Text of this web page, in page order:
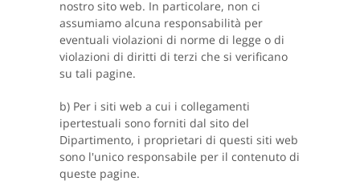
nostro sito web. In particolare, non ci
assumiamo alcuna responsabilità per
eventuali violazioni di norme di legge o di
violazioni di diritti di terzi che si verificano
su tali pagine.
b) Per i siti web a cui i collegamenti
ipertestuali sono forniti dal sito del
Dipartimento, i proprietari di questi siti web
sono l'unico responsabile per il contenuto di
queste pagine.